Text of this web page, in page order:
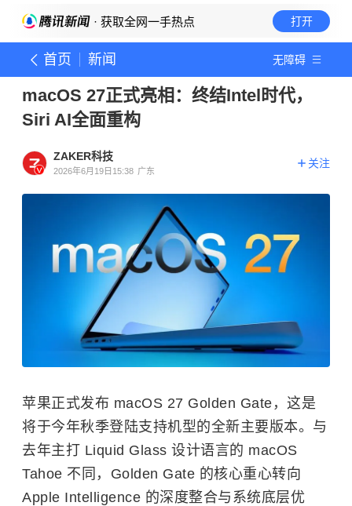
· 获取全网一手热点 打开
首页 新闻 无障碍
macOS 27正式亮相：终结Intel时代，
Siri AI全面重构
ZAKER科技
2026年6月19日15:38 广东
关注
苹果正式发布 macOS 27 Golden Gate，这是
将于今年秋季登陆支持机型的全新主要版本。与
去年主打 Liquid Glass 设计语言的 macOS
Tahoe 不同，Golden Gate 的核心重心转向
Apple Intelligence 的深度整合与系统底层优